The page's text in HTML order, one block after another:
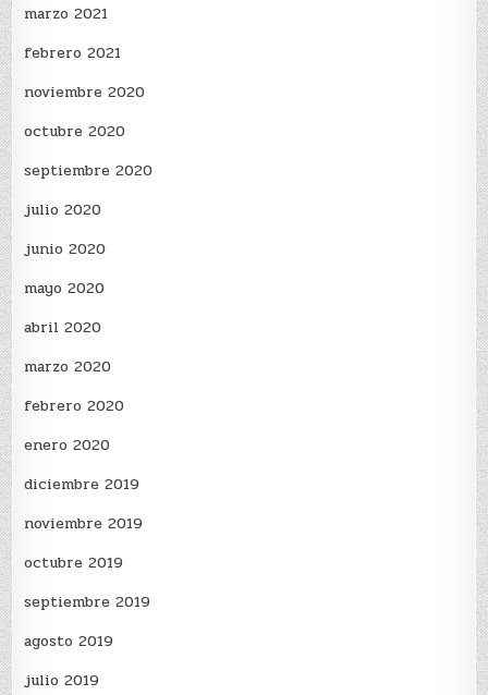
marzo 2021
febrero 2021
noviembre 2020
octubre 2020
septiembre 2020
julio 2020
junio 2020
mayo 2020
abril 2020
marzo 2020
febrero 2020
enero 2020
diciembre 2019
noviembre 2019
octubre 2019
septiembre 2019
agosto 2019
julio 2019